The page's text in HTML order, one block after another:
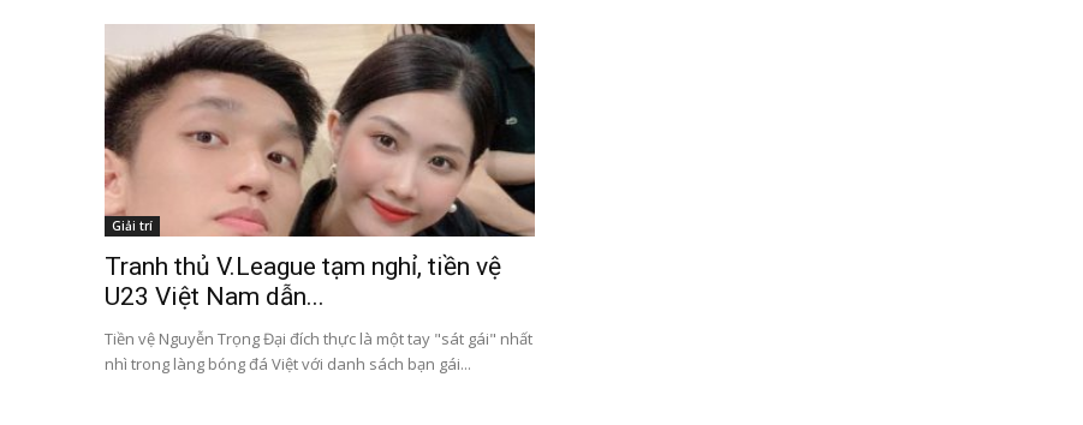
Giải trí
Tranh thủ V.League tạm nghỉ, tiền vệ
U23 Việt Nam dẫn...
Tiền vệ Nguyễn Trọng Đại đích thực là một tay "sát gái" nhất
nhì trong làng bóng đá Việt với danh sách bạn gái...